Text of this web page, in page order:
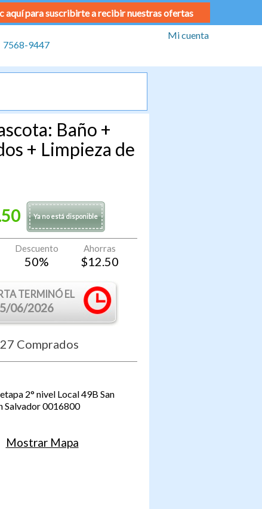
aquí para suscribirte a recibir nuestras ofertas
7568-9447
Mi cuenta
Baño +
+ Limpieza de
Ya no está disponible
Descuento
50%
Ahorras
$12.50
TERMINÓ EL
06/2026
27 Comprados
2° nivel Local 49B San
Salvador0016800
Mostrar Mapa